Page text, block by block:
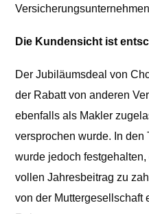
Die Kundensicht ist
Der Jubiläumsdeal von
der Rabatt von anderen
ebenfalls als Makler
versprochen wurde. In
wurde jedoch
vollen Jahresbeitrag zu
von der Muttergesellschaft